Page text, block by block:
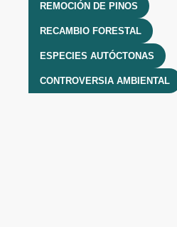
REMOCIÓN DE PINOS
RECAMBIO FORESTAL
ESPECIES AUTÓCTONAS
CONTROVERSIA AMBIENTAL